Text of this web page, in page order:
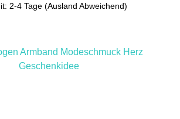
2-4 Tage (Ausland Abweichend)